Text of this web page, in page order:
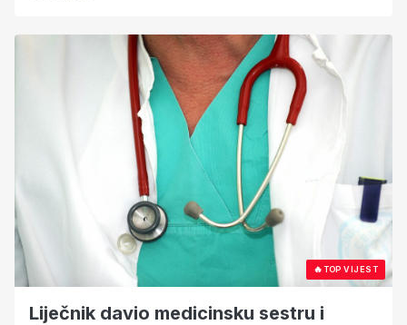
🔥TOP VIJEST
Liječnik davio medicinsku sestru i